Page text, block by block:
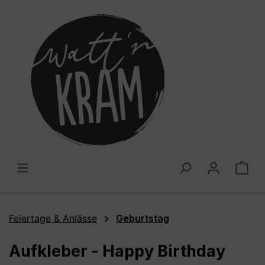
Feiertage & Anlässe Geburtstag
Aufkleber - Happy Birthday